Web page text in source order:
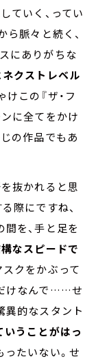
ていく、ってい
ら脈々と続く、
にありがちな
クストレベル
けこの『ザ・フ
に全てをかけ
の作品でもあ
抜かれると思
際にですね、
を、手と足を
なスピードで
スクをかぶって
けなんで……せ
異的なスタント
うことがはっ
ったいない。せ